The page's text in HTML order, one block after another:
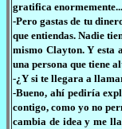
gratifica enormemente...
-Pero gastas de tu
que entiendas. Nadie
mismo Clayton. Y esta
una persona que tiene
-¿Y si te llegara a
-Bueno, ahí pediría
contigo, como yo no
cambia de idea y me